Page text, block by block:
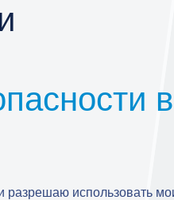
разрешаю использовать